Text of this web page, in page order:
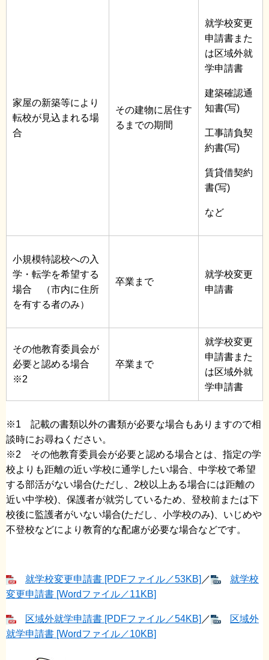
家屋の新築等により
転校が見込まれる場
合
その建物に居住す
るまでの期間
就学校変更
申請書また
は区域外就
学申請書
建築確認通
知書(写)
工事請負契
約書(写)
賃貸借契約
書(写)
など
小規模特認校への入
学・転学を希望する
場合 （市内に住所
を有する者のみ）
卒業まで
就学校変更
申請書
その他教育委員会が
必要と認める場合
※2
卒業まで
就学校変更
申請書また
は区域外就
学申請書
※1 記載の書類以外の書類が必要な場合もありますので相
談時にお尋ねください。
※2 その他教育委員会が必要と認める場合とは、指定の学
校よりも距離の近い学校に通学したい場合、中学校で希望
する部活がない場合(ただし、2校以上ある場合には距離の
近い中学校)、保護者が就労しているため、登校前または下
校後に監護者がいない場合(ただし、小学校のみ)、いじめや
不登校などにより教育的な配慮が必要な場合などです。
就学校変更申請書 [PDFファイル／53KB] ／
就学校
変更申請書 [Wordファイル／11KB]
区域外就学申請書 [PDFファイル／54KB] ／
区域外
就学申請書 [Wordファイル／10KB]